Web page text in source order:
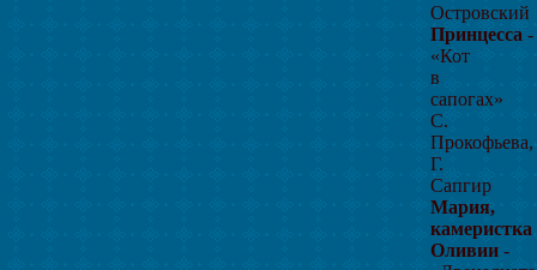
Островский
Принцесса -
«Кот
в
сапогах»
С.
Прокофьева,
Г.
Сапгир
Мария,
камеристка
Оливии -